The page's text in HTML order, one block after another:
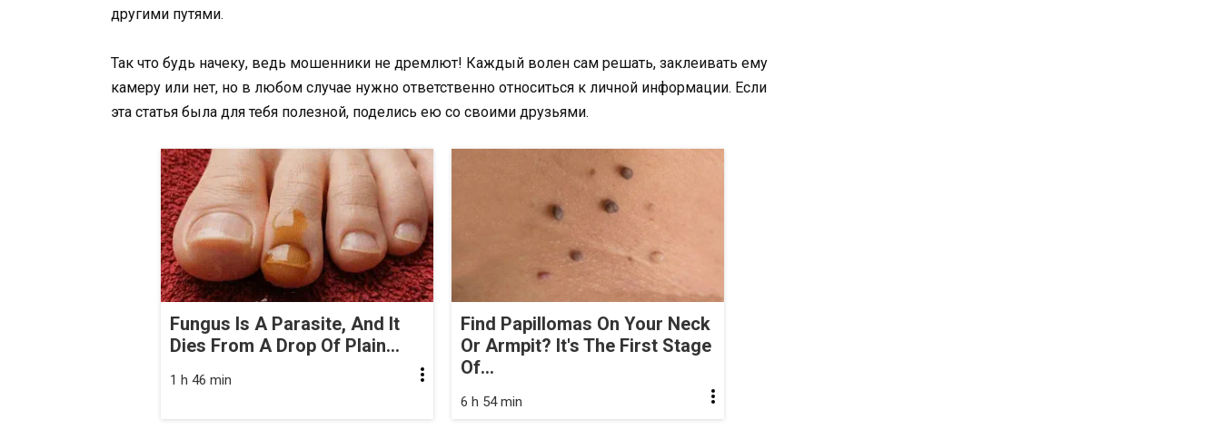
другими путями.
Так что будь начеку, ведь мошенники не дремлют! Каждый волен сам решать, заклеивать ему
камеру или нет, но в любом случае нужно ответственно относиться к личной информации. Если
эта статья была для тебя полезной, поделись ею со своими друзьями.
Fungus Is A Parasite, And It
Dies From A Drop Of Plain...
1 h 46 min
Find Papillomas On Your Neck
Or Armpit? It's The First Stage
Of...
6 h 54 min